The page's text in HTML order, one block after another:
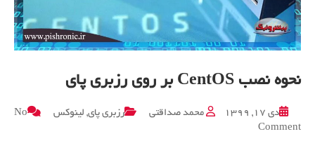
نحوه نصب CentOS بر روی رزبری پای
دی ۱۷, ۱۳۹۹ محمد صداقتی رزبری پای, لینوکس
No
Comment
on